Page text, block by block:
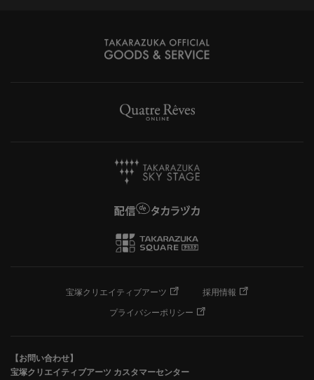
宝塚クリエイティブアーツ
採用情報
プライバシーポリシー
【お問い合わせ】
宝塚クリエイティブアーツ カスタマーセンター